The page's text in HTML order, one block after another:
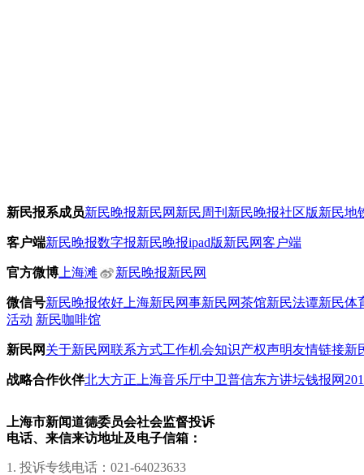
新民报系成员新民晚报新民网 新民周刊 新民晚报社区版新民地
客户端新民晚报数字报新民晚报ipad版新民网客户端
官方微博 上海滩 新民晚报新民网
微信号新民晚报侬好上海新民网事新民网茶馆新民法谭新民体
活动 新民咖啡馆
新民网关于新民网联系方式工作机会知识产权声明友情链接新
战略合作伙伴北大方正 上海音乐厅中卫普信东方讲坛钱报网
上海市新闻道德委员会社会监督投诉
电话、来信来访地址及电子信箱：
1. 投诉专线电话：021-64023633